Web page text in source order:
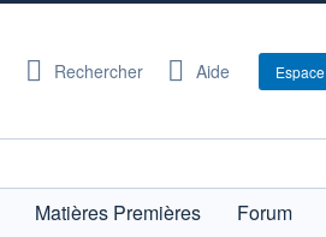
Rechercher Aide
Matières Premières
Forum